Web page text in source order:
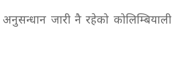
अनुसन्धान जारी नै रहेको कोलिम्बियाली